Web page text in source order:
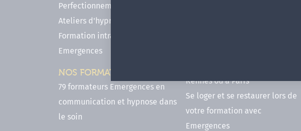
Perfectionnements en Hypnose
Ateliers d'hypnose en ligne
Formation intra-établissement
Emergences
NOS FORMATEURS
79 formateurs Emergences en
communication et hypnose dans
le soin
Rennes ou à Paris
Se loger et se restaurer lors de
votre formation avec
Emergences